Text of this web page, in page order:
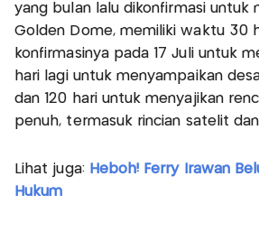
yang bulan lalu dikonfirmasi untuk
Golden Dome, memiliki waktu 30
konfirmasinya pada 17 Juli untuk
hari lagi untuk menyampaikan
dan 120 hari untuk menyajikan
penuh, termasuk rincian satelit
Lihat juga: Heboh! Ferry Irawan
Hukum